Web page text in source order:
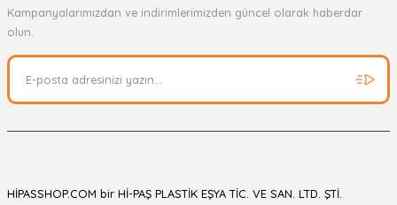
Kampanyalarımızdan ve indirimlerimizden güncel olarak haberdar
olun.
HİPASSHOP.COM bir Hİ-PAŞ PLASTİK EŞYA TİC. VE SAN. LTD. ŞTİ.